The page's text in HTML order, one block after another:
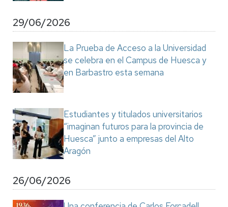
29/06/2026
La Prueba de Acceso a la Universidad
se celebra en el Campus de Huesca y
en Barbastro esta semana
Estudiantes y titulados universitarios
“imaginan futuros para la provincia de
Huesca” junto a empresas del Alto
Aragón
26/06/2026